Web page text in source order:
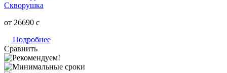
Скворушка
от 26690 c
Подробнее
Сравнить